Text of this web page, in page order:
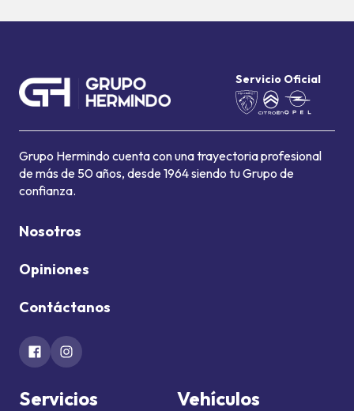
Servicio Oficial
Grupo Hermindo cuenta con una trayectoria profesional
de más de 50 años, desde 1964 siendo tu Grupo de
confianza.
Nosotros
Opiniones
Contáctanos
Servicios Vehículos